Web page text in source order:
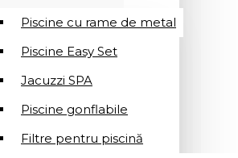
Piscine cu rame de metal
Piscine Easy Set
Jacuzzi SPA
Piscine gonflabile
Filtre pentru piscină